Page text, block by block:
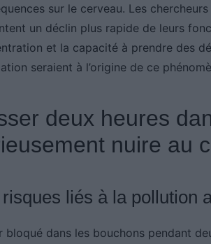
sur le cerveau. Les
un déclin plus rapide de leurs
et la capacité à prendre des
seraient à l’origine de ce
deux heures
nuire au
liés à la pollution
bloqué dans les bouchons pendant